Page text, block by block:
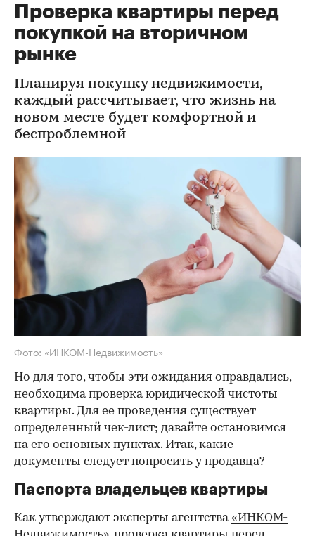
Проверка квартиры перед
покупкой на вторичном
рынке
Планируя покупку недвижимости,
каждый рассчитывает, что жизнь на
новом месте будет комфортной и
беспроблемной
Фото: «ИНКОМ-Недвижимость»
Но для того, чтобы эти ожидания оправдались,
необходима проверка юридической чистоты
квартиры. Для ее проведения существует
определенный чек-лист; давайте остановимся
на его основных пунктах. Итак, какие
документы следует попросить у продавца?
Паспорта владельцев квартиры
Как утверждают эксперты агентства«ИНКОМ-